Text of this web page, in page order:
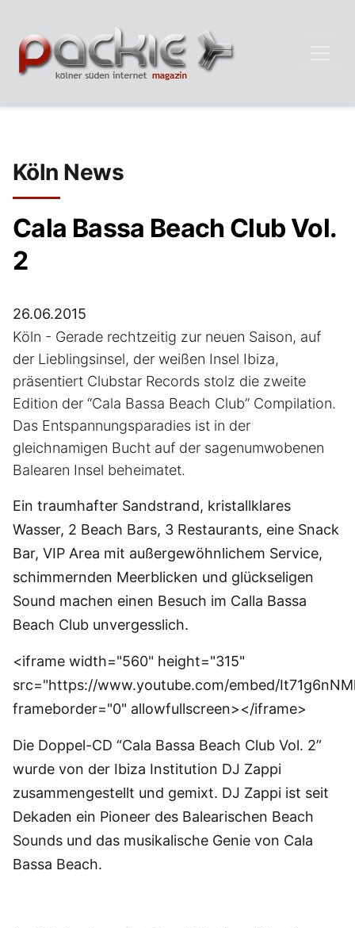
Köln News
Cala Bassa Beach Club Vol.
2
26.06.2015
Köln - Gerade rechtzeitig zur neuen Saison, auf
der Lieblingsinsel, der weißen Insel Ibiza,
präsentiert Clubstar Records stolz die zweite
Edition der “Cala Bassa Beach Club” Compilation.
Das Entspannungsparadies ist in der
gleichnamigen Bucht auf der sagenumwobenen
Balearen Insel beheimatet.
Ein traumhafter Sandstrand, kristallklares
Wasser, 2 Beach Bars, 3 Restaurants, eine Snack
Bar, VIP Area mit außergewöhnlichem Service,
schimmernden Meerblicken und glückseligen
Sound machen einen Besuch im Calla Bassa
Beach Club unvergesslich.
<iframe width="560" height="315"
src="https://www.youtube.com/embed/
frameborder="0" allowfullscreen></iframe>
Die Doppel-CD “Cala Bassa Beach Club Vol. 2”
wurde von der Ibiza Institution DJ Zappi
zusammengestellt und gemixt. DJ Zappi ist seit
Dekaden ein Pioneer des Balearischen Beach
Sounds und das musikalische Genie von Cala
Bassa Beach.